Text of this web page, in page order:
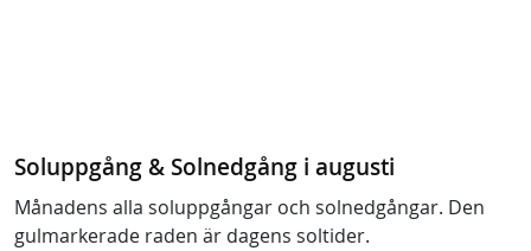
Soluppgång & Solnedgång i augusti
Månadens alla soluppgångar och solnedgångar. Den
gulmarkerade raden är dagens soltider.